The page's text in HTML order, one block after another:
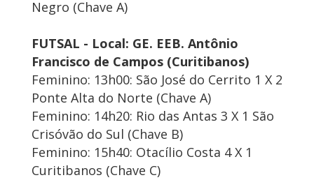
Negro (Chave A)
FUTSAL - Local: GE. EEB. Antônio
Francisco de Campos (Curitibanos)
Feminino: 13h00: São José do Cerrito 1 X 2
Ponte Alta do Norte (Chave A)
Feminino: 14h20: Rio das Antas 3 X 1 São
Crisóvão do Sul (Chave B)
Feminino: 15h40: Otacílio Costa 4 X 1
Curitibanos (Chave C)